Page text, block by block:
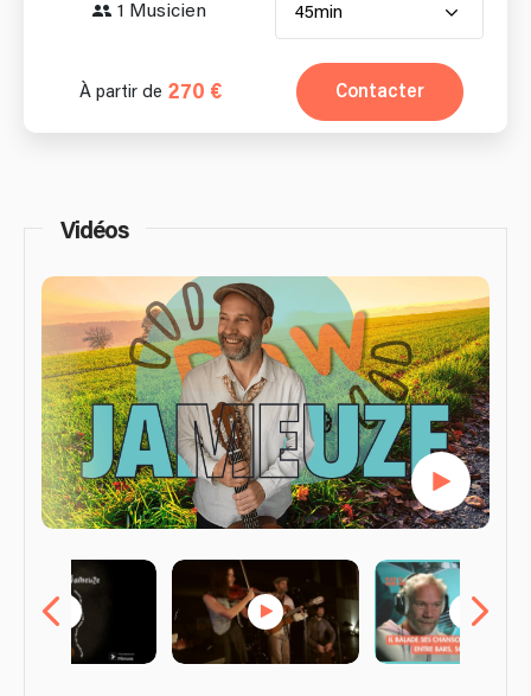
1 Musicien 45min
À partir de 270 € Contacter
Vidéos